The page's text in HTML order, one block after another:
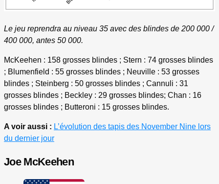
Le jeu reprendra au niveau 35 avec des blindes de 200 000 /
400 000, antes 50 000.
McKeehen : 158 grosses blindes ; Stern : 74 grosses blindes
; Blumenfield : 55 grosses blindes ; Neuville : 53 grosses
blindes ; Steinberg : 50 grosses blindes ; Cannuli : 31
grosses blindes ; Beckley : 29 grosses blindes; Chan : 16
grosses blindes ; Butteroni : 15 grosses blindes.
A voir aussi : L’évolution des tapis des November Nine lors
du dernier jour
Joe McKeehen